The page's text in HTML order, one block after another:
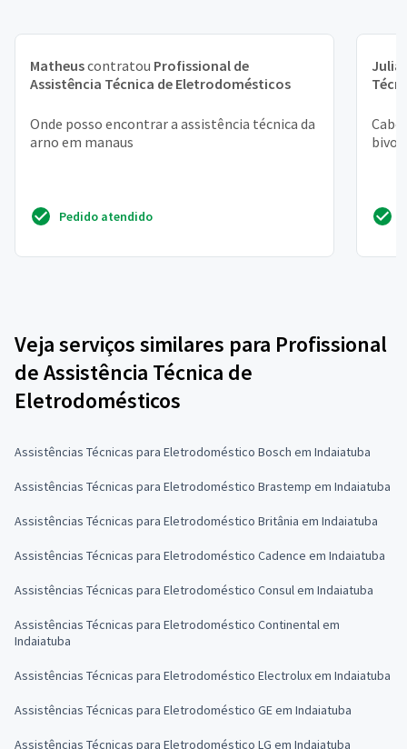
Matheuscontratou Profissional de
Assistência Técnica de Eletrodomésticos
Onde posso encontrar a assistência técnica da
arno em manaus
Pedido atendido
Julia
Veja serviços similares para Profissional
de Assistência Técnica de
Eletrodomésticos
Assistências Técnicas para Eletrodoméstico Bosch em Indaiatuba
Assistências Técnicas para Eletrodoméstico Brastemp em Indaiatuba
Assistências Técnicas para Eletrodoméstico Britânia em Indaiatuba
Assistências Técnicas para Eletrodoméstico Cadence em Indaiatuba
Assistências Técnicas para Eletrodoméstico Consul em Indaiatuba
Assistências Técnicas para Eletrodoméstico Continental em
Indaiatuba
Assistências Técnicas para Eletrodoméstico Electrolux em Indaiatuba
Assistências Técnicas para Eletrodoméstico GE em Indaiatuba
Assistências Técnicas para Eletrodoméstico LG em Indaiatuba